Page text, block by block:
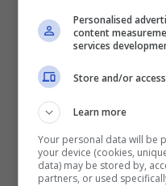
ma non certo
come le chiamano
anglofoni in
aggiunto…qualche
Responsabile del
Personalised
content
services
Store and/or
Learn more
Your personal data will be
your device (cookies,
data) may be stored by,
partners, or used